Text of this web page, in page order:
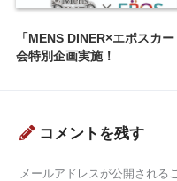
「MENS DINER×エポスカ
会特別企画実施！
コメントを残す
メールアドレスが公開される